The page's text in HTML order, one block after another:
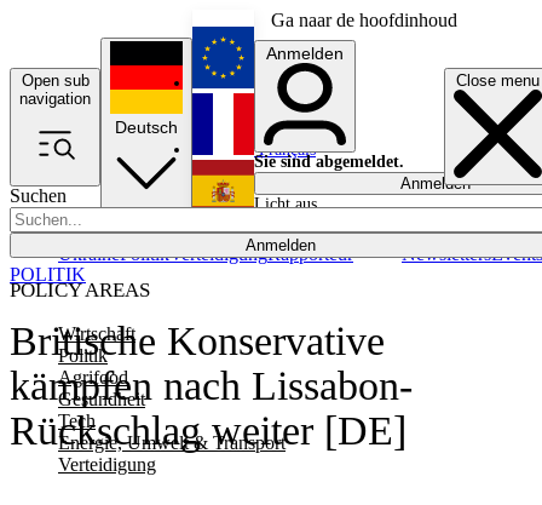
Ga naar de hoofdinhoud
Open sub
navigation
Close menu
Suchen
Anmelden
POLICY AREAS
Wirtschaft
Politik
Agrifood
Gesundheit
Tech
Energie, Umwelt & Transport
Verteidigung
UkrainePolitikVerteidigungRapporteur NewslettersEvents
Deutsch
English
Français
Anmelden
Sie sind abgemeldet.
Anmelden
Licht aus
Britische Konservative
kämpfen nach Lissabon-
Rückschlag weiter [DE]
POLITIK